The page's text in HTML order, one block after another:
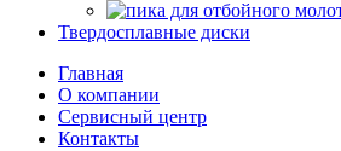
Твердосплавные диски
Главная
О компании
Сервисный центр
Контакты